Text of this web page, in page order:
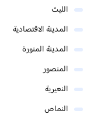
الليث
المدينة الاقتصادية
المدينة المنورة
المنصور
النعيرية
النماص